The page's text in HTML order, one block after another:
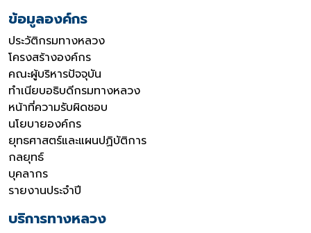
ข้อมูลองค์กร
ประวัติกรมทางหลวง
โครงสร้างองค์กร
คณะผู้บริหารปัจจุบัน
ทำเนียบอธิบดีกรมทางหลวง
หน้าที่ความรับผิดชอบ
นโยบายองค์กร
ยุทธศาสตร์และแผนปฏิบัติการ
กลยุทธ์
บุคลากร
รายงานประจำปี
บริการทางหลวง